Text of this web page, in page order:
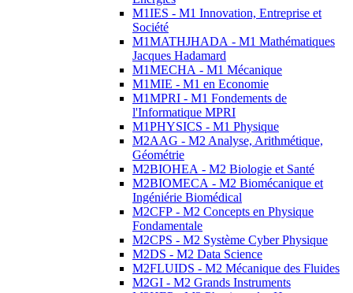
M1IES - M1 Innovation, Entreprise et
Société
M1MATHJHADA - M1 Mathématiques
Jacques Hadamard
M1MECHA - M1 Mécanique
M1MIE - M1 en Economie
M1MPRI - M1 Fondements de
l'Informatique MPRI
M1PHYSICS - M1 Physique
M2AAG - M2 Analyse, Arithmétique,
Géométrie
M2BIOHEA - M2 Biologie et Santé
M2BIOMECA - M2 Biomécanique et
Ingéniérie Biomédical
M2CFP - M2 Concepts en Physique
Fondamentale
M2CPS - M2 Système Cyber Physique
M2DS - M2 Data Science
M2FLUIDS - M2 Mécanique des Fluides
M2GI - M2 Grands Instruments